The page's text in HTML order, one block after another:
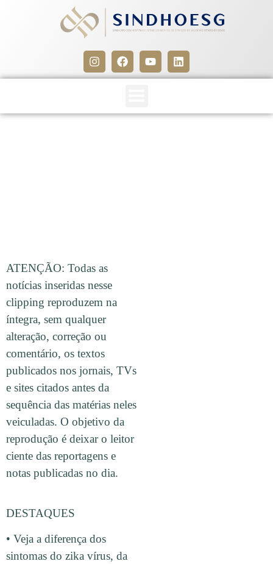
ATENÇÃO: Todas as
notícias inseridas nesse
clipping reproduzem na
íntegra, sem qualquer
alteração, correção ou
comentário, os textos
publicados nos jornais, TVs
e sites citados antes da
sequência das matérias neles
veiculadas. O objetivo da
reprodução é deixar o leitor
ciente das reportagens e
notas publicadas no dia.
DESTAQUES
• Veja a diferença dos
sintomas do zika vírus, da